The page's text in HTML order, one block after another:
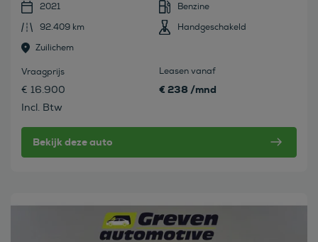
2021
Benzine
92.409 km
Handgeschakeld
Zuilichem
Vraagprijs
€ 16.900
Incl. Btw
Leasen vanaf
€ 238 /mnd
Bekijk deze auto
Bekijk deze auto